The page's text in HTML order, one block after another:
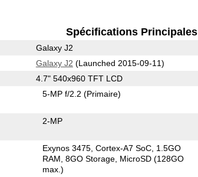
Spécifications Principales
Galaxy J2
Galaxy J2 (Launched 2015-09-11)
4.7" 540x960 TFT LCD
5-MP f/2.2(Primaire)
2-MP
Exynos 3475, Cortex-A7 SoC 1.5GO
RAM 8GO Storage MicroSD (128GO
max.)